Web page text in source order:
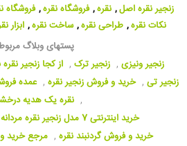
زنجیر نقره اصل, نقره, فروشگاه نقره, فروشگاه
نکات نقره, طراحی نقره, ساخت نقره, ابزار
پستهای وبلاگ
زنجیر ونیزی , زنجیر ترک , از کجا زنجیر
زنجیر تی , خرید و فروش زنجیر نقره , عمده
, نقره یک هدیه
خرید اینترنتی 7 مدل زنجیر نقره مردانه ارزان و گران قیمت
خرید و فروش گردنبند نقره , مرجع خرید و